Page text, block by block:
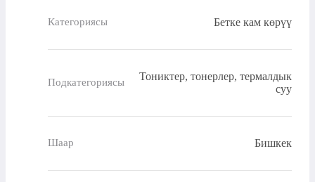
Категориясы Бетке кам көрүү
Подкатегориясы
Тониктер, тонерлер, термалдык
суу
Шаар Бишкек